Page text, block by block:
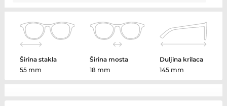
Širina stakla
55 mm
Širina mosta
18 mm
Duljina krilaca
145 mm